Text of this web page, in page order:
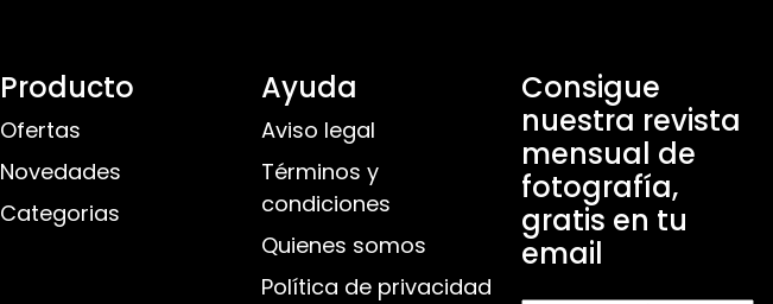
Producto
Ofertas
Novedades
Categorias
Ayuda
Aviso legal
Términos y
condiciones
Quienes somos
Política de privacidad
Consigue
nuestra revista
mensual de
fotografía,
gratis en tu
email